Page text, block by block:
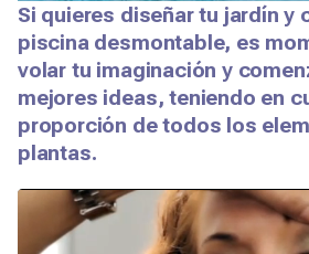
Si quieres diseñar tu jardín y
piscina desmontable, es
volar tu imaginación y
mejores ideas, teniendo en
proporción de todos los
plantas.